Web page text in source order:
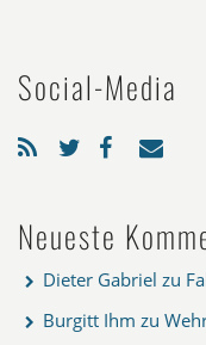
Social-Media
Neueste
Dieter Gabriel zu
Burgitt Ihm zu